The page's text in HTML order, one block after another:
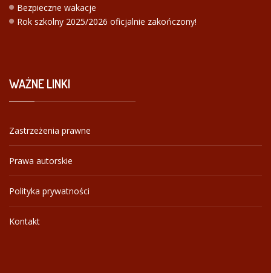
Bezpieczne wakacje
Rok szkolny 2025/2026 oficjalnie zakończony!
WAŻNELINKI
Zastrzeżenia prawne
Prawa autorskie
Polityka prywatności
Kontakt